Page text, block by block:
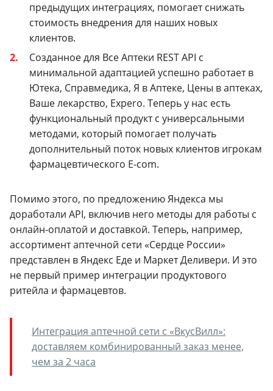
предыдущих интеграциях, помогает снижать
стоимость внедрения для наших новых
клиентов.
Созданное для Все Аптеки REST API с
минимальной адаптацией успешно работает в
Ютека, Справмедика, Я в Аптеке, Цены в аптеках,
Ваше лекарство, Expero. Теперь у нас есть
функциональный продукт с универсальными
методами, который помогает получать
дополнительный поток новых клиентов игрокам
фармацевтического E-com.
Помимо этого, по предложению Яндекса мы
доработали API, включив него методы для работы с
онлайн-оплатой и доставкой. Теперь, например,
ассортимент аптечной сети «Сердце России»
представлен в Яндекс Еде и Маркет Деливери. И это
не первый пример интеграции продуктового
ритейла и фармацевтов.
Интеграция аптечной сети с «ВкусВилл»:
доставляем комбинированный заказ менее,
чем за 2 часа